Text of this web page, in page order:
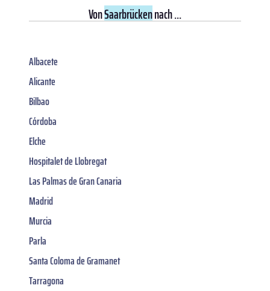
VonSaarbrückennach ...
Albacete
Alicante
Bilbao
Córdoba
Elche
Hospitalet de Llobregat
Las Palmas de Gran Canaria
Madrid
Murcia
Parla
Santa Coloma de Gramanet
Tarragona